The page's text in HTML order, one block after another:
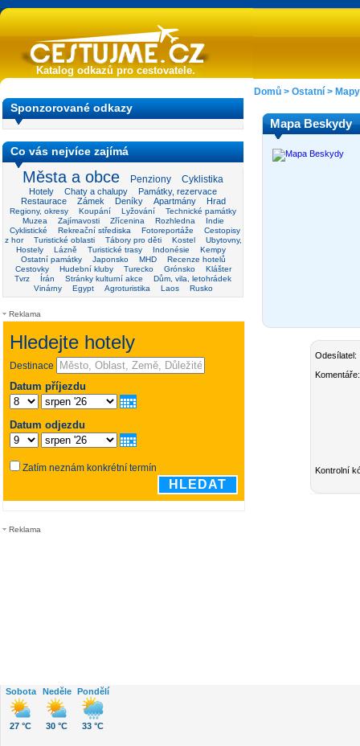
Katalog odkazů pro cestovatele.
Sponzorované odkazy
Co vás nejvíce zajímá
Města a obce Penziony Cyklistika
Hotely Chaty a chalupy
Památky, rezervace
Restaurace
Zámek Deníky Apartmány Hrad
Regiony, okresy Koupání Lyžování
Technické památky
Muzea
Zajímavosti Zřícenina Rozhledna
Indie
Cyklistické
Rekreační střediska Fotoreportáže
Cestopisy
z hor
Turistické oblasti Tábory pro děti Kostel
Ubytovny,
Hostely
Lázně Turistické trasy Indonésie
Kempy
Ostatní památky
Japonsko MHD
Recenze hotelů
Cestovky
Hudební kluby Turecko Grónsko
Klášter
Tvrz
Írán Stránky kulturní akce
Dům, vila, letohrádek
Vinárny
Egypt Agroturistika Laos Rusko
Reklama
Reklama
Domů > Ostatní > Mapy
Mapa Beskydy
Odesílatel:
Komentáře:
Kontrolní
Sobota
27 °C
Neděle
30 °C
Pondělí
33 °C